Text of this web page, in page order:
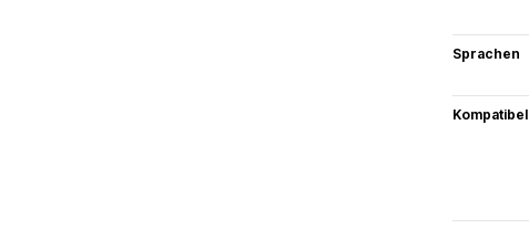
Sprachen